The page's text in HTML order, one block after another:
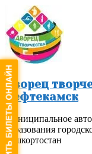
Перейти
содержимому
Дворец
Нефтекамск
Муниципальное
образования
Башкортостан